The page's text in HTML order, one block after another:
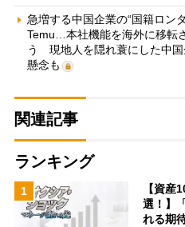
急増する中国企業の“国籍ロン
Temu…本社機能を海外に移転
う 現地人を隠れ蓑にした中
懸念も
関連記事
ランキング
1
【資産
選！】
れる期